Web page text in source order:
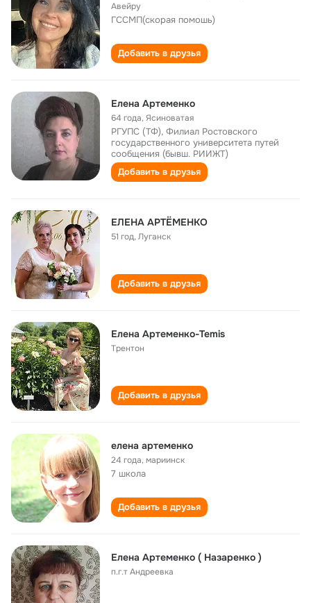
Авейру
ГССМП(скорая помошь)
Добавить в друзья
Елена Артеменко
64 года,Ясиноватая
РГУПС (ТФ), Филиал Ростовского
государственного университета путей
сообщения (бывш. РИИЖТ)
Добавить в друзья
ЕЛЕНА АРТЁМЕНКО
51 год,Луганск
Добавить в друзья
Елена Артеменко-Temis
Трентон
Добавить в друзья
елена артеменко
24 года,мариинск
7 школа
Добавить в друзья
Елена Артеменко ( Назаренко )
п.г.т Андреевка